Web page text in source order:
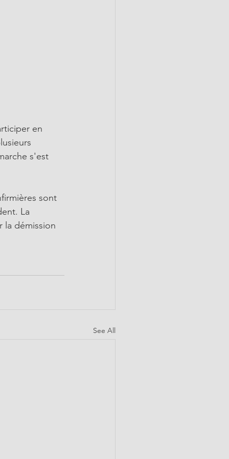
en
s'est
sont
La
la démission
See All